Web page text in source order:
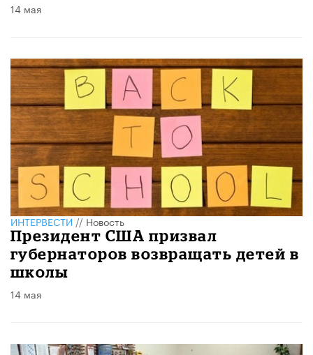
14 мая
ИНТЕРВЕСТИ//Новость
Президент США призвал
губернаторов возвращать детей в
школы
14 мая